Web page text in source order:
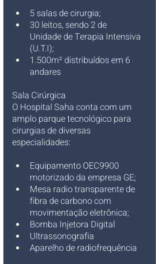
5 salas de cirurgia;
30 leitos, sendo 2 de
Unidade de Terapia Intensiva
(U.T.I);
1.500m² distribuídos em 6
andares
Sala Cirúrgica
O Hospital Saha conta com um
amplo parque tecnológico para
cirurgias de diversas
especialidades:
Equipamento OEC9900
motorizado da empresa GE;
Mesa radio transparente de
fibra de carbono com
movimentação eletrônica;
Bomba Injetora Digital
Ultrassonografia
Aparelho de radiofrequência